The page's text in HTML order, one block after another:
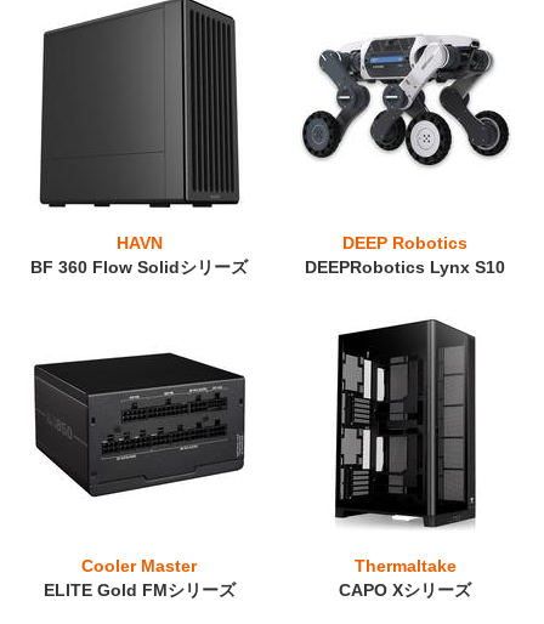
HAVN
BF 360 Flow Solidシリーズ
DEEP Robotics
DEEPRobotics Lynx S10
Cooler Master
ELITE Gold FMシリーズ
Thermaltake
CAPO Xシリーズ